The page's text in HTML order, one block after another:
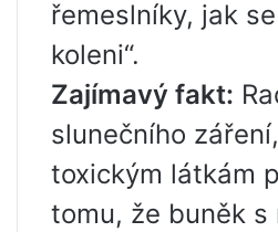
řemeslníky, jak
koleni“.
Zajímavý fakt:
slunečního
toxickým látkám
tomu, že buněk s